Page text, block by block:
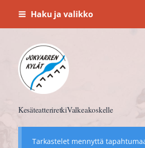
Siirry
Haku ja valikko
Jokvarren kylät ry.
KesäteatteriretkiValkeakoskelle
Tarkastelet mennyttä